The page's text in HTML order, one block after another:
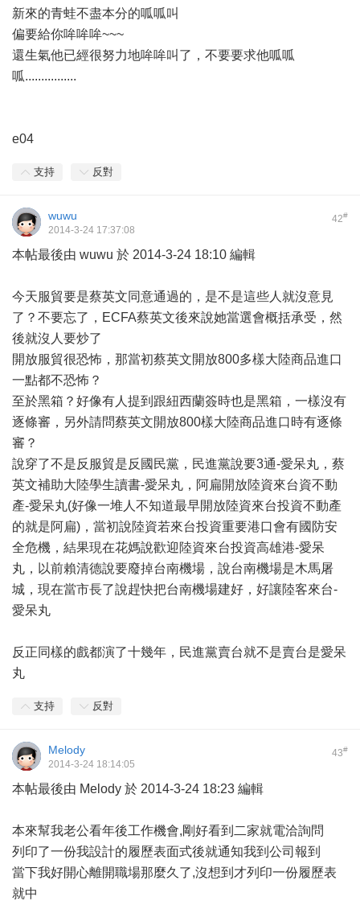
新來的青蛙不盡本分的呱呱叫
偏要給你哞哞哞~~~
還生氣他已經很努力地哞哞叫了，不要要求他呱呱
呱................
e04
支持 反對
42#
wuwu
2014-3-24 17:37:08
本帖最後由 wuwu 於 2014-3-24 18:10 編輯
今天服貿要是蔡英文同意通過的，是不是這些人就沒意見
了？不要忘了，ECFA蔡英文後來說她當選會概括承受，然
後就沒人要炒了
開放服貿很恐怖，那當初蔡英文開放800多樣大陸商品進口
一點都不恐怖？
至於黑箱？好像有人提到跟紐西蘭簽時也是黑箱，一樣沒有
逐條審，另外請問蔡英文開放800樣大陸商品進口時有逐條
審？
說穿了不是反服貿是反國民黨，民進黨說要3通-愛呆丸，蔡
英文補助大陸學生讀書-愛呆丸，阿扁開放陸資來台資不動
產-愛呆丸(好像一堆人不知道最早開放陸資來台投資不動產
的就是阿扁)，當初說陸資若來台投資重要港口會有國防安
全危機，結果現在花媽說歡迎陸資來台投資高雄港-愛呆
丸，以前賴清德說要廢掉台南機場，說台南機場是木馬屠
城，現在當市長了說趕快把台南機場建好，好讓陸客來台-
愛呆丸
反正同樣的戲都演了十幾年，民進黨賣台就不是賣台是愛呆
丸
支持 反對
43#
Melody
2014-3-24 18:14:05
本帖最後由 Melody 於 2014-3-24 18:23 編輯
本來幫我老公看年後工作機會,剛好看到二家就電洽詢問
列印了一份我設計的履歷表面式後就通知我到公司報到
當下我好開心離開職場那麼久了,沒想到才列印一份履歷表
就中